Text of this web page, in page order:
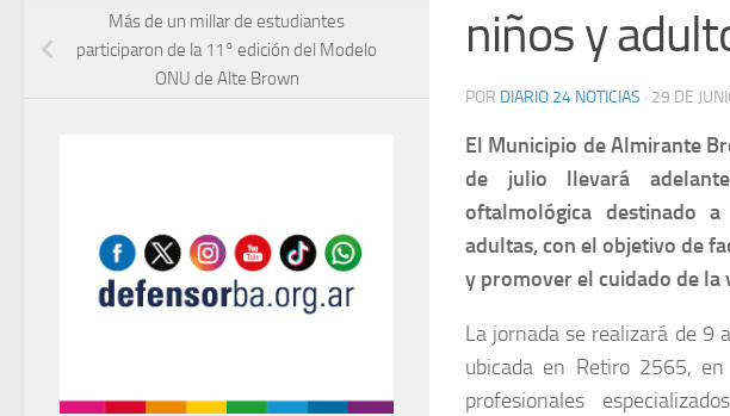
niños y
POR DIARIO 24 NOTICIAS · 29 DE
El Municipio de Almirante
de julio llevará
oftalmológica destinado
adultas, con el objetivo de
y promover el cuidado de la
La jornada se realizará de 9
ubicada en Retiro 2565,
profesionales
Más de un millar de estudiantes
participaron de la 11° edición del Modelo
ONU de Alte Brown